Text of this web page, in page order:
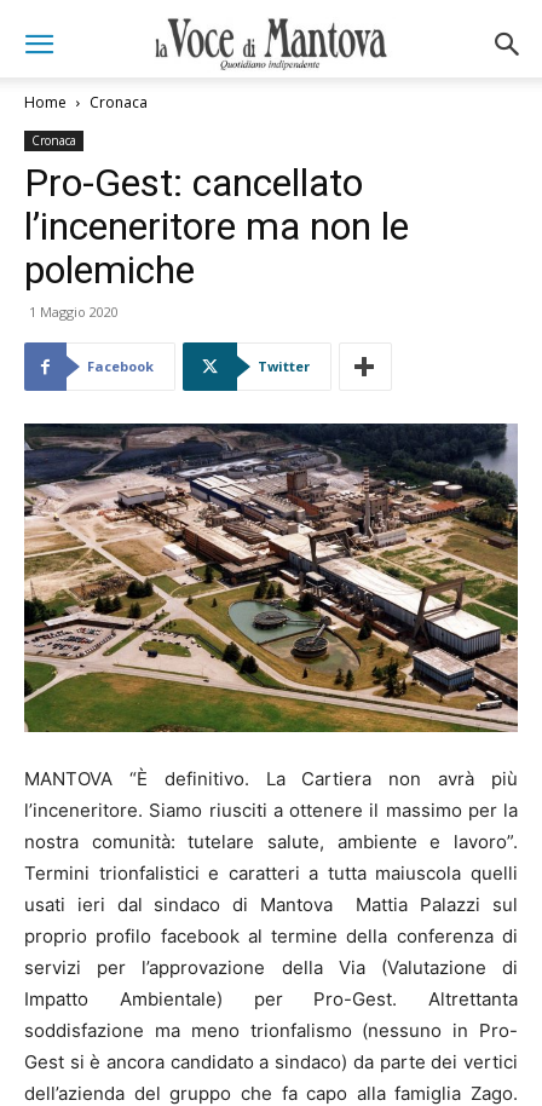
Home Cronaca
Cronaca
Pro-Gest: cancellato
l’inceneritore ma non le
polemiche
1 Maggio 2020
Facebook Twitter
MANTOVA “È definitivo. La Cartiera non avrà più
l’inceneritore. Siamo riusciti a ottenere il massimo per la
nostra comunità: tutelare salute, ambiente e lavoro”.
Termini trionfalistici e caratteri a tutta maiuscola quelli
usati ieri dal sindaco di Mantova Mattia Palazzi sul
proprio profilo facebook al termine della conferenza di
servizi per l’approvazione della Via (Valutazione di
Impatto Ambientale) per Pro-Gest. Altrettanta
soddisfazione ma meno trionfalismo (nessuno in Pro-
Gest si è ancora candidato a sindaco) da parte dei vertici
dell’azienda del gruppo che fa capo alla famiglia Zago.